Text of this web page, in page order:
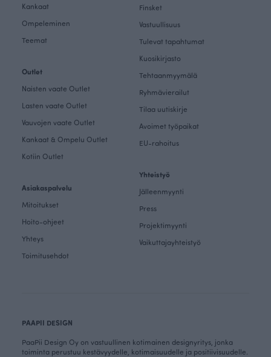
Kankaat
Ompeleminen
Teemat
Outlet
Naisten vaate Outlet
Lasten vaate Outlet
Vauvojen vaate Outlet
Kankaat & Ompelu Outlet
Kotiin Outlet
Asiakaspalvelu
Mitoitukset
Hoito-ohjeet
Yhteys
Toimitusehdot
Finsket
Vastuullisuus
Tulevat tapahtumat
Kuosikirjasto
Tehtaanmyymälä
Ryhmävierailut
Tilaa uutiskirje
Avoimet työpaikat
EU-rahoitus
Yhteistyö
Jälleenmyynti
Press
Projektimyynti
Vaikuttajayhteistyö
PAAPII DESIGN
PaaPii Design Oy on vastuullinen kotimainen designyritys, jonka
toiminta perustuu kestävyydelle, kotimaisuudelle ja positiivisuudelle.